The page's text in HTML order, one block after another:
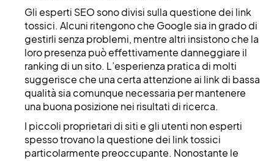
Gli esperti SEO sono divisi sulla questione dei link
tossici. Alcuni ritengono che Google sia in grado di
gestirli senza problemi, mentre altri insistono che la
loro presenza può effettivamente danneggiare il
ranking di un sito. L’esperienza pratica di molti
suggerisce che una certa attenzione ai link di bassa
qualità sia comunque necessaria per mantenere
una buona posizione nei risultati di ricerca.
I piccoli proprietari di siti e gli utenti non esperti
spesso trovano la questione dei link tossici
particolarmente preoccupante. Nonostante le